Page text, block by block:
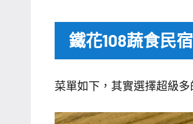
鐵花108蔬食民
菜單如下，其實選擇超級